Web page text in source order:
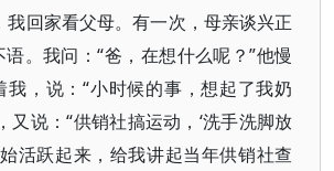
我回家看父母。有一次，母亲谈兴正
。我问：“爸，在想什么呢？”他慢
我，说：“小时候的事，想起了我奶
又说：“供销社搞运动，‘洗手洗脚放
活跃起来，给我讲起当年供销社查